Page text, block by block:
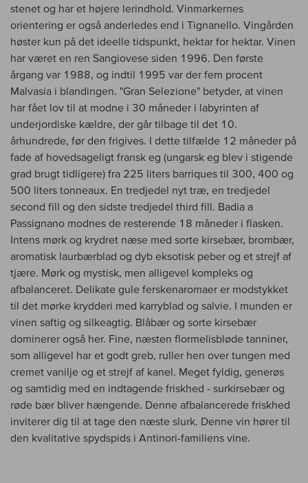
stenet og har et højere lerindhold. Vinmarkernes
orientering er også anderledes end i Tignanello. Vingården
høster kun på det ideelle tidspunkt, hektar for hektar. Vinen
har været en ren Sangiovese siden 1996. Den første
årgang var 1988, og indtil 1995 var der fem procent
Malvasia i blandingen. "Gran Selezione" betyder, at vinen
har fået lov til at modne i 30 måneder i labyrinten af
underjordiske kældre, der går tilbage til det 10.
århundrede, før den frigives. I dette tilfælde 12 måneder på
fade af hovedsageligt fransk eg (ungarsk eg blev i stigende
grad brugt tidligere) fra 225 liters barriques til 300, 400 og
500 liters tonneaux. En tredjedel nyt træ, en tredjedel
second fill og den sidste tredjedel third fill. Badia a
Passignano modnes de resterende 18 måneder i flasken.
Intens mørk og krydret næse med sorte kirsebær, brombær,
aromatisk laurbærblad og dyb eksotisk peber og et strejf af
tjære. Mørk og mystisk, men alligevel kompleks og
afbalanceret. Delikate gule ferskenaromaer er modstykket
til det mørke krydderi med karryblad og salvie. I munden er
vinen saftig og silkeagtig. Blåbær og sorte kirsebær
dominerer også her. Fine, næsten flormelisbløde tanniner,
som alligevel har et godt greb, ruller hen over tungen med
cremet vanilje og et strejf af kanel. Meget fyldig, generøs
og samtidig med en indtagende friskhed - surkirsebær og
røde bær bliver hængende. Denne afbalancerede friskhed
inviterer dig til at tage den næste slurk. Denne vin hører til
den kvalitative spydspids i Antinori-familiens vine.